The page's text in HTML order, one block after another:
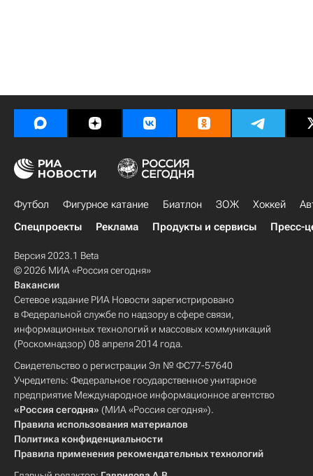
Футбол Фигурное катание Биатлон ЗОЖ Хоккей
Спецпроекты
Реклама Продукты и сервисы Пресс-
Версия 2023.1 Beta
© 2026 МИА «Россия сегодня»
Вакансии
Сетевое издание РИА Новости зарегистрировано
в Федеральной службе по надзору в сфере связи,
информационных технологий и массовых коммуникаций
(Роскомнадзор) 08 апреля 2014 года.
Свидетельство о регистрации Эл № ФС77-57640
Учредитель: Федеральное государственное унитарное
предприятие Международное информационное агентство
«Россия сегодня» (МИА «Россия сегодня»).
Правила использования материалов
Политика конфиденциальности
Правила применения рекомендательных технологий